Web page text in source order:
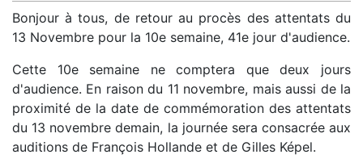
Bonjour à tous, de retour au procès des attentats du
13 Novembre pour la 10e semaine, 41e jour d'audience.
Cette 10e semaine ne comptera que deux jours
d'audience. En raison du 11 novembre, mais aussi de la
proximité de la date de commémoration des attentats
du 13 novembre demain, la journée sera consacrée aux
auditions de François Hollande et de Gilles Képel.